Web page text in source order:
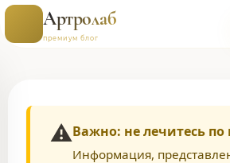
Артролаб
премиум блог
⚠️Важно: не лечитесь по
Информация,